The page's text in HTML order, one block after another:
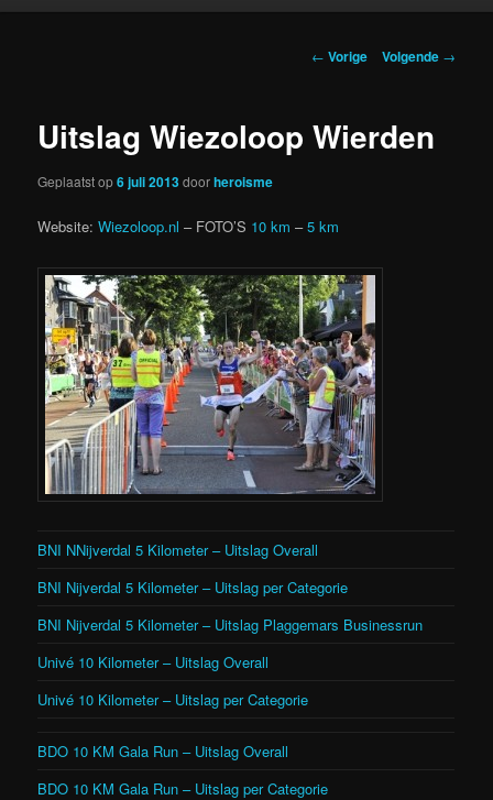
Berichtnavigatie
← Vorige Volgende →
Uitslag Wiezoloop Wierden
Geplaatst op6 juli 2013doorheroisme
Website:Wiezoloop.nl – FOTO’S 10 km –5 km
BNI NNijverdal 5 Kilometer – Uitslag Overall
BNI Nijverdal 5 Kilometer – Uitslag per Categorie
BNI Nijverdal 5 Kilometer – Uitslag Plaggemars Businessrun
Univé 10 Kilometer – Uitslag Overall
Univé 10 Kilometer – Uitslag per Categorie
BDO 10 KM Gala Run – Uitslag Overall
BDO 10 KM Gala Run – Uitslag per Categorie